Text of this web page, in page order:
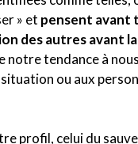
» et pensent
des autres avant
notre tendance à
ou aux
profil, celui du